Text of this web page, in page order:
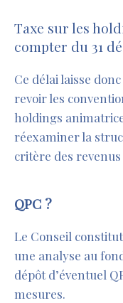
Taxe sur les
compter du 31
Ce délai laisse
revoir les
holdings
réexaminer la
critère des
QPC ?
Le Conseil
une analyse au
dépôt d’éventuel
mesures.